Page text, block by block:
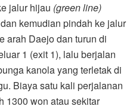
jalur hijau (green line)
kemudian pindah ke jalur
arah Daejo dan turun di
1 (exit 1), lalu berjalan
kanola yang terletak di
Biaya satu kali perjalanan
1300 won atau sekitar